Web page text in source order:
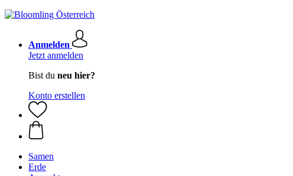
Anmelden
Jetzt anmelden
Bist du neu hier?
Konto erstellen
Samen
Erde